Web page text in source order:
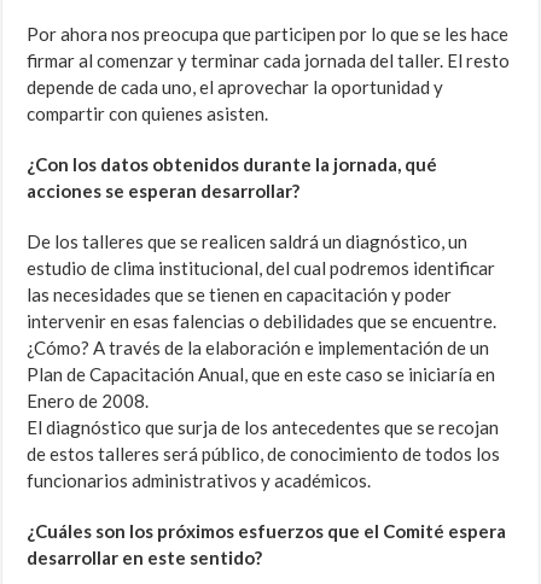
Por ahora nos preocupa que participen por lo que se les hace
firmar al comenzar y terminar cada jornada del taller. El resto
depende de cada uno, el aprovechar la oportunidad y
compartir con quienes asisten.
¿Con los datos obtenidos durante la jornada, qué
acciones se esperan desarrollar?
De los talleres que se realicen saldrá un diagnóstico, un
estudio de clima institucional, del cual podremos identificar
las necesidades que se tienen en capacitación y poder
intervenir en esas falencias o debilidades que se encuentre.
¿Cómo? A través de la elaboración e implementación de un
Plan de Capacitación Anual, que en este caso se iniciaría en
Enero de 2008.
El diagnóstico que surja de los antecedentes que se recojan
de estos talleres será público, de conocimiento de todos los
funcionarios administrativos y académicos.
¿Cuáles son los próximos esfuerzos que el Comité espera
desarrollar en este sentido?